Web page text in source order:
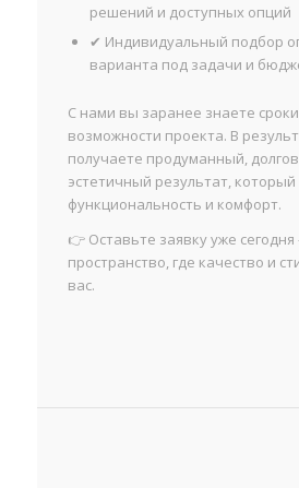
решений и доступных опций
✔ Индивидуальный подбор
варианта под задачи и
С нами вы заранее знаете
возможности проекта. В
получаете продуманный,
эстетичный результат,
функциональность и комфорт.
👉 Оставьте заявку уже
пространство, где качество и
вас.